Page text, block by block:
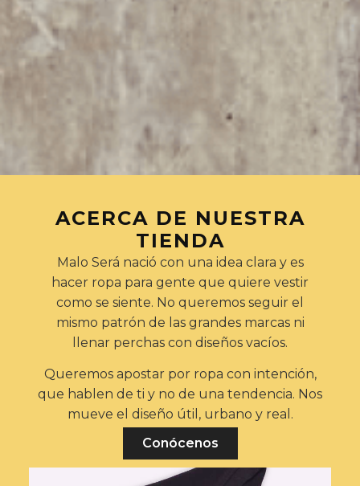
ACERCA DE NUESTRA
TIENDA
Malo Será nació con una idea clara y es
hacer ropa para gente que quiere vestir
como se siente. No queremos seguir el
mismo patrón de las grandes marcas ni
llenar perchas con diseños vacíos.
Queremos apostar por ropa con intención,
que hablen de ti y no de una tendencia. Nos
mueve el diseño útil, urbano y real.
Conócenos